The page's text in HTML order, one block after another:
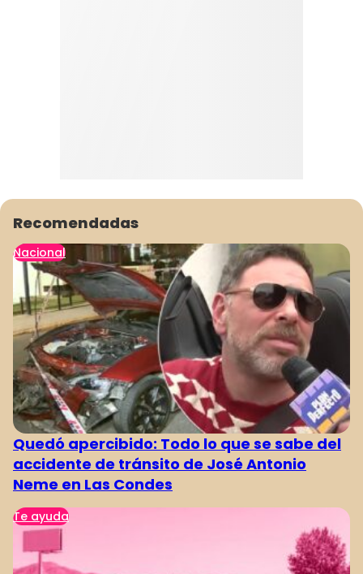
Recomendadas
Nacional
Quedó apercibido: Todo lo que se sabe del
accidente de tránsito de José Antonio
Neme en Las Condes
Te ayuda